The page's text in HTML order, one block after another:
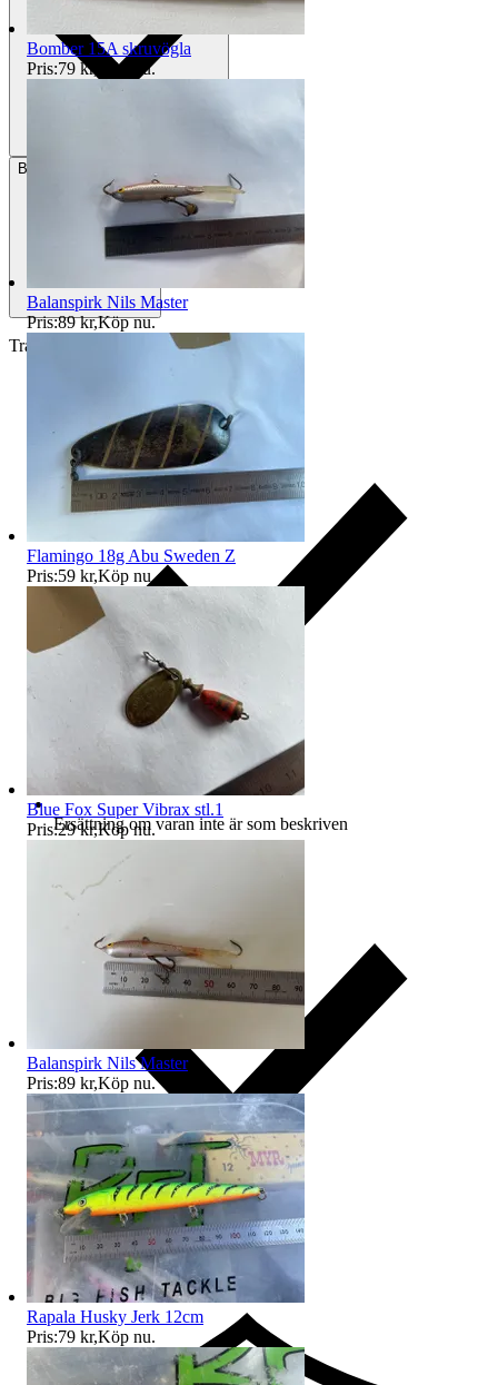
Betalning
Traderas köparskydd
Ersättning om varan inte är som beskriven
Ersättning om du inte får din vara
Bomber 15A skruvögla
Pris:79 kr Köp nu.
Balanspirk Nils Master
Pris:89 kr,Köp nu.
Flamingo 18g Abu Sweden Z
Pris:59 kr,Köp nu.
Blue Fox Super Vibrax stl.1
Pris:29 kr,Köp nu.
Balanspirk Nils Master
Pris:89 kr,Köp nu.
Rapala Husky Jerk 12cm
Pris:79 kr,Köp nu.